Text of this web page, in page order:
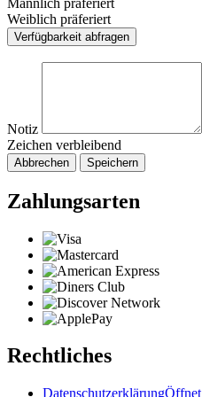
Weiblich präferiert
Verfügbarkeit abfragen
Notiz
Zeichen verbleibend
Abbrechen Speichern
Zahlungsarten
Rechtliches
Datenschutzerklärung